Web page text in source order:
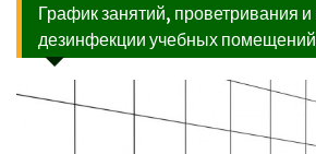
График занятий, проветривания
дезинфекции учебных помещений